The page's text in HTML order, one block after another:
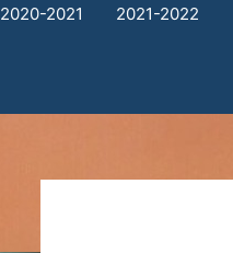
2020-2021 2021-2022